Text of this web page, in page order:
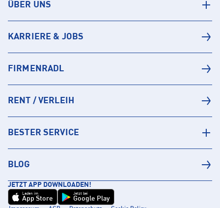
ÜBER UNS
KARRIERE & JOBS
FIRMENRADL
RENT / VERLEIH
BESTER SERVICE
BLOG
JETZT APP DOWNLOADEN!
Laden im
App Store
Jetzt bei
Google Play